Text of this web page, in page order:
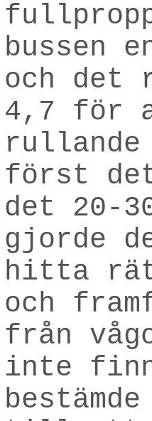
bussen
och det
4,7 för
först
det 20-
gjorde
hitta
och
från
inte